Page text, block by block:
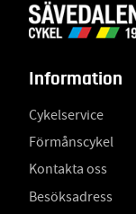
Information
Cykelservice
Förmånscykel
Kontakta oss
Besöksadress